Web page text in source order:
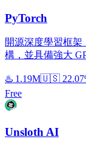
PyTorch
開源深度學習框架
構，並具備強大
♨️ 1.19M🇺🇸
Free
Unsloth AI